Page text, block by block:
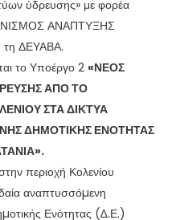
ύδρευσης» με φορέα
ΑΝΑΠΤΥΞΗΣ
τη ΔΕΥΑΒΑ.
το Υποέργο 2 «ΝΕΟΣ
ΑΠΟ ΤΟ
ΣΤΑ ΔΙΚΤΥΑ
ΔΗΜΟΤΙΚΗΣ ΕΝΟΤΗΤΑΣ
περιοχή Κολενίου
αναπτυσσόµενη
Ενότητας (∆.Ε.)